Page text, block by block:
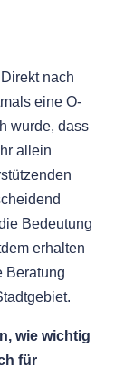
nach
eine O-
wurde, dass
allein
Bedeutung
erhalten
Beratung
wie wichtig
für